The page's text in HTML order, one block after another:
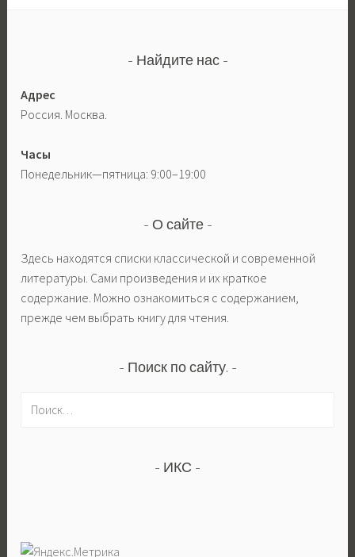
Найдите нас
Адрес
Россия. Москва.
Часы
Понедельник—пятница: 9:00–19:00
О сайте
Здесь находятся списки классической и современной
литературы. Сами произведения и их краткое
содержание. Можно ознакомиться с содержанием,
прежде чем выбрать книгу для чтения.
Поиск по сайту.
ИКС